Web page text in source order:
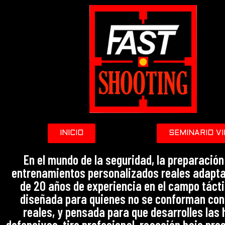
INICIO SEMINARIO
En el mundo de la seguridad, la
entrenamientos personalizados reales
de 20 años de experiencia en el campo
diseñada para quienes no se conforman
reales, y pensada para que desarrolles